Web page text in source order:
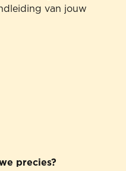
van jouw
precies?